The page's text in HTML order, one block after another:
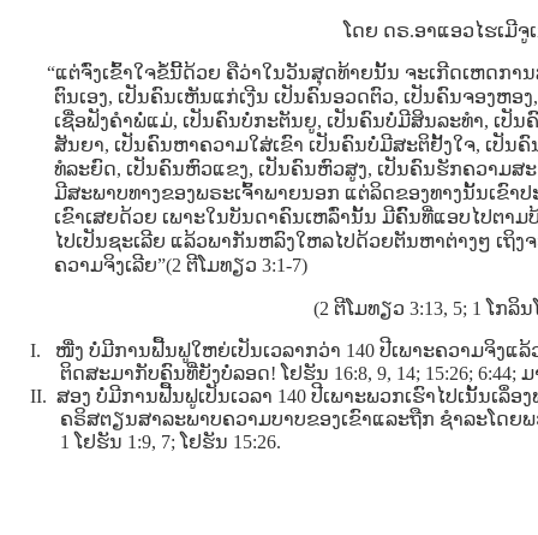
ໂດຍ ດຣ.ອາແອວໄຮເມີຈູ
“ແຕ່ຈົ່ງເຂົ້າໃຈຂໍ້ນີ້ດ້ວຍ ຄືວ່າໃນວັນສຸດທ້າຍນັ້ນ ຈະເກີດເຫດກາ
ຕົນເອງ, ເປັນຄົນເຫັນແກ່ເງີນ ເປັນຄົນອວດຕົວ, ເປັນຄົນຈອງຫອ
ເຊື່ອຟັງຄຳພໍ່ແມ່, ເປັນຄົນບໍ່ກະຕັນຍູ, ເປັນຄົນບໍ່ມີສິນລະທຳ, ເປັ
ສັນຍາ, ເປັນຄົນຫາຄວາມໃສ່ເຂົາ ເປັນຄົນບໍ່ມີສະຕິຢັ້ງໃຈ, ເປັນ
ທໍລະຍົດ, ເປັນຄົນຫົວແຂງ, ເປັນຄົນຫົວສູງ, ເປັນຄົນຮັກຄວາມ
ມີສະພາບທາງຂອງພຣະເຈົ້າພາຍນອກ ແຕ່ລິດຂອງທາງນັ້ນເຂົ
ເຂົາເສຍດ້ວຍ ເພາະໃນບັນດາຄົນເຫລົ່ານັ້ນ ມີຄົົນທີ່ແອບໄປຕາ
ໄປເປັນຊະເລີຍ ແລ້ວພາກັນຫລົງໃຫລໄປດ້ວຍຕັນຫາຕ່າງໆ ເຖິ
ຄວາມຈິງເລີຍ”(2 ຕີໂມທຽວ 3:1-7)
(2 ຕີໂມທຽວ 3:13, 5; 1 ໂກລິນ
I. ໜື່ງ ບໍ່ມີການຟື້ນຟູໃຫຍ່ເປັນເວລາກວ່າ 140 ປີເພາະຄວາມຈິງແລ້
ຕິດສະມາກັບຄົນທີ່ຍັງບໍ່ລອດ! ໂຢຮັນ 16:8, 9, 14; 15:26; 6:44; ມ
II. ສອງ ບໍ່ມີການຟື້ນຟູເປັນເວລາ 140 ປີເພາະພວກເຮົາໄປເນັ້ນເ
ຄຣິສຕຽນສາລະພາບຄວາມບາບຂອງເຂົາແລະຖືກ ຊໍາລະໂດຍ
1 ໂຢຮັນ 1:9, 7; ໂຢຮັນ 15:26.